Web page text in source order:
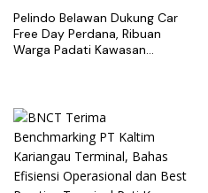
Pelindo Belawan Dukung Car
Free Day Perdana, Ribuan
Warga Padati Kawasan